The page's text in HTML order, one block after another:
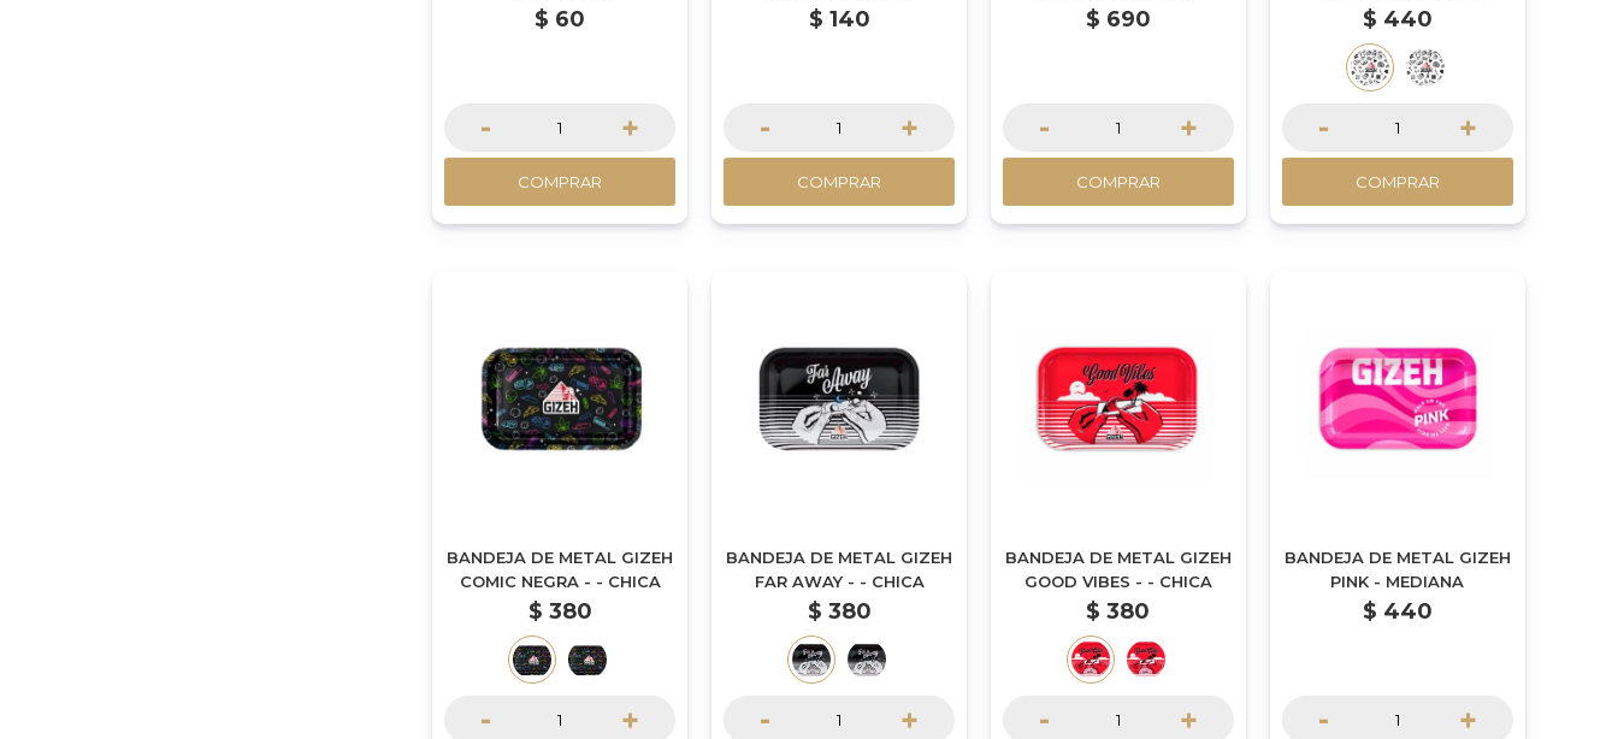
$ 60
- +
COMPRAR
$ 140
- +
COMPRAR
$ 690
- +
COMPRAR
MEDIANA
$ 440
- +
COMPRAR
BANDEJA DE METAL GIZEH
COMIC NEGRA - - CHICA
$ 380
- +
BANDEJA DE METAL GIZEH
FAR AWAY - - CHICA
$ 380
- +
BANDEJA DE METAL GIZEH
GOOD VIBES - - CHICA
$ 380
- +
BANDEJA DE METAL GIZEH
PINK - MEDIANA
$ 440
- +